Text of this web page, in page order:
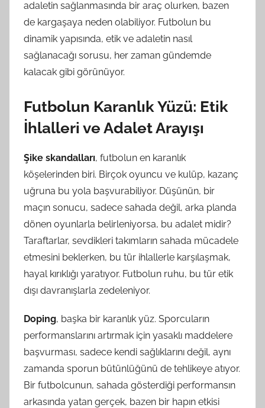
adaletin sağlanmasında bir araç olurken, bazen
de kargaşaya neden olabiliyor. Futbolun bu
dinamik yapısında, etik ve adaletin nasıl
sağlanacağı sorusu, her zaman gündemde
kalacak gibi görünüyor.
Futbolun Karanlık Yüzü: Etik
İhlalleri ve Adalet Arayışı
Şike skandalları, futbolun en karanlık
köşelerinden biri. Birçok oyuncu ve kulüp, kazanç
uğruna bu yola başvurabiliyor. Düşünün, bir
maçın sonucu, sadece sahada değil, arka planda
dönen oyunlarla belirleniyorsa, bu adalet midir?
Taraftarlar, sevdikleri takımların sahada mücadele
etmesini beklerken, bu tür ihlallerle karşılaşmak,
hayal kırıklığı yaratıyor. Futbolun ruhu, bu tür etik
dışı davranışlarla zedeleniyor.
Doping, başka bir karanlık yüz. Sporcuların
performanslarını artırmak için yasaklı maddelere
başvurması, sadece kendi sağlıklarını değil, aynı
zamanda sporun bütünlüğünü de tehlikeye atıyor.
Bir futbolcunun, sahada gösterdiği performansın
arkasında yatan gerçek, bazen bir hapın etkisi